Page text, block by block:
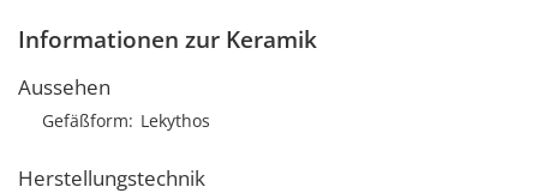
Informationen zur Keramik
Aussehen
Gefäßform Lekythos
Herstellungstechnik